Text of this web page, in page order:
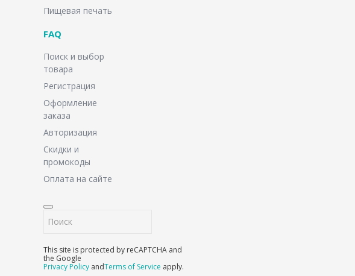
Пищевая печать
FAQ
Поиск и выбор
товара
Регистрация
Оформление
заказа
Авторизация
Скидки и
промокоды
Оплата на сайте
This site is protected by reCAPTCHA and
the Google
Privacy Policy andTerms of Service apply.